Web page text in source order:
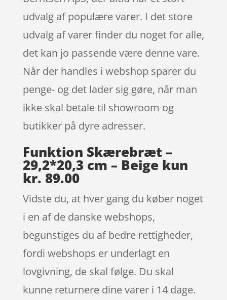
udvalg af populære varer. I det store
udvalg af varer finder du noget for alle,
det kan jo passende være denne vare.
Når der handles i webshop sparer du
penge- og det lader sig gøre, når man
ikke skal betale til showroom og
butikker på dyre adresser.
Funktion Skærebræt –
29,2*20,3 cm – Beige kun
kr. 89.00
Vidste du, at hver gang du køber noget
i en af de danske webshops,
begunstiges du af bedre rettigheder,
fordi webshops er underlagt en
lovgivning, de skal følge. Du skal
kunne returnere dine varer i 14 dage.